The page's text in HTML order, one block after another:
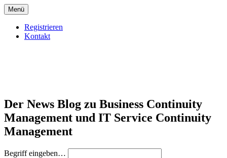
Menü
Registrieren
Kontakt
Der News Blog zu Business Continuity
Management und IT Service Continuity
Management
Begriff eingeben…